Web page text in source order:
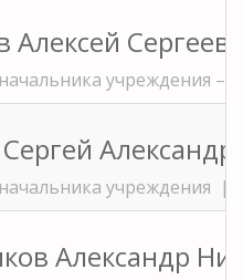
Алексей
учреждения
Сергей
учреждения |
Александр